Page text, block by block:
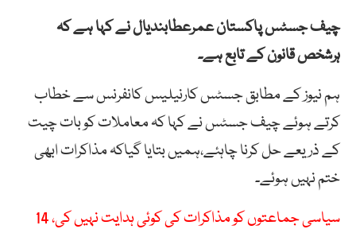
چیف جسٹس پاکستان عمرعطابندیال نے کہا ہے کہ
ہرشخص قانون کے تابع ہے۔
ہم نیوز کے مطابق جسٹس کارنیلیس کانفرنس سے خطاب
کرتے ہوئے چیف جسٹس نے کہا کہ معاملات کو بات چیت
کے ذریعے حل کرنا چاہئے،ہمیں بتایا گیاکہ مذاکرات ابھی
ختم نہیں ہوئے۔
سیاسی جماعتوں کو مذاکرات کی کوئی ہدایت نہیں کی، 14